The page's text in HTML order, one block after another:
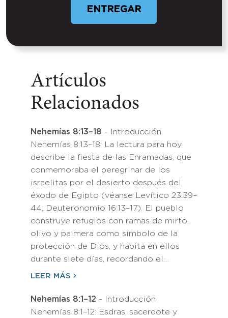
Artículos
Relacionados
Nehemías 8:13–18 - Introducción
Nehemías 8:13–18: La lectura para hoy
describe la fiesta de las Enramadas, que
conmemoraba el peregrinar de los
israelitas por el desierto después del
éxodo de Egipto (véanse Levítico 23:39–
44; Deuteronomio 16:13–17). El pueblo
construye refugios con ramas de mirto,
olivo y palmera como símbolo de la
protección de Dios, y habita en ellos
durante siete días, recordando el…
LEER MÁS
Nehemías 8:1–12 - Introducción
Nehemías 8:1–12: Esdras, sacerdote y